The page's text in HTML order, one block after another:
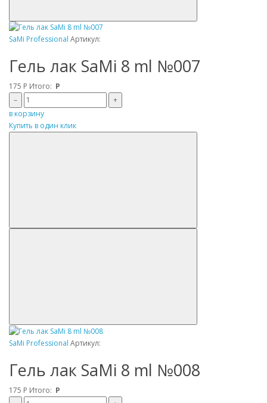
SaMi Professional Артикул:
Гель лак SaMi 8 ml №007
175 Р Итого: Р
–
+
в корзину
Купить в один клик
SaMi Professional Артикул:
Гель лак SaMi 8 ml №008
175 Р Итого: Р